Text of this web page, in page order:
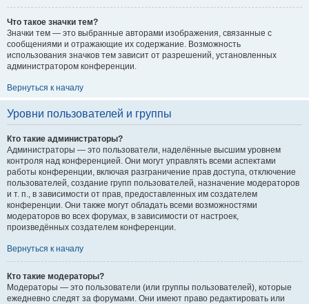
Что такое значки тем?
Значки тем — это выбранные авторами изображения, связанные с
сообщениями и отражающие их содержание. Возможность
использования значков тем зависит от разрешений, установленных
администратором конференции.
Вернуться к началу
Уровни пользователей и группы
Кто такие администраторы?
Администраторы — это пользователи, наделённые высшим уровнем
контроля над конференцией. Они могут управлять всеми аспектами
работы конференции, включая разграничение прав доступа, отключение
пользователей, создание групп пользователей, назначение модераторов
и т. п., в зависимости от прав, предоставленных им создателем
конференции. Они также могут обладать всеми возможностями
модераторов во всех форумах, в зависимости от настроек,
произведённых создателем конференции.
Вернуться к началу
Кто такие модераторы?
Модераторы — это пользователи (или группы пользователей), которые
ежедневно следят за форумами. Они имеют право редактировать или